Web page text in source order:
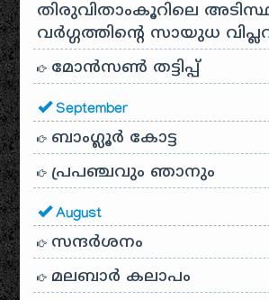
തിരുവിതാംകൂറിലെ
വർഗ്ഗത്തിന്റെ സായുധ
മോൻസൺ തട്ടിപ്പ്
September
ബാംഗ്ലൂർ കോട്ട
പ്രപഞ്ചവും ഞാനും
August
സന്ദര്‍ശനം
മലബാർ കലാപം